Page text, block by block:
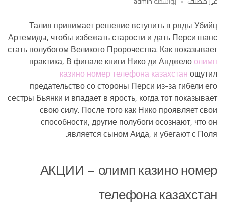
Талия принимает решение вступить в ряды Убийц
Артемиды, чтобы избежать старости и дать Перси шанс
стать полубогом Великого Пророчества. Как показывает
практика, В финале книги Нико ди Анджелоолимп
казино номер телефона казахстанощутил
предательство со стороны Перси из-за гибели его
сестры Бьянки и впадает в ярость, когда тот показывает
свою силу. После того как Нико проявляет свои
способности, другие полубоги осознают, что он
является сыном Аида, и убегают с Поля.
АКЦИИ – олимп казино номер
телефона казахстан